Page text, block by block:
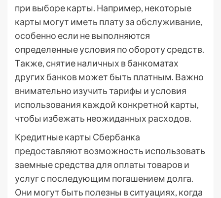
при выборе карты. Например, некоторые
карты могут иметь плату за обслуживание,
особенно если не выполняются
определенные условия по обороту средств.
Также, снятие наличных в банкоматах
других банков может быть платным. Важно
внимательно изучить тарифы и условия
использования каждой конкретной карты,
чтобы избежать неожиданных расходов.
Кредитные карты Сбербанка
предоставляют возможность использовать
заемные средства для оплаты товаров и
услуг с последующим погашением долга.
Они могут быть полезны в ситуациях, когда